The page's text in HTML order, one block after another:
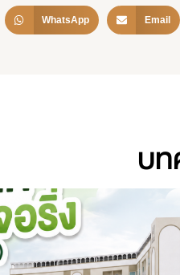
WhatsApp Email
บ